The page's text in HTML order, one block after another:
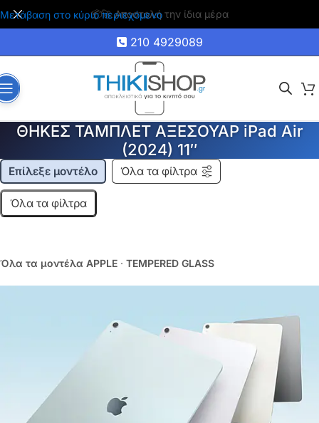
Μετάβαση στο κύριο περιεχόμενο
🚚 Δωρεάν μεταφορικά για αγορές άνω των 35€
210 4929089
ΘΗΚΕΣ ΤΑΜΠΛΕΤ ΑΞΕΣΟΥΑΡ iPad Air
(2024) 11″
Επίλεξε μοντέλο Όλα τα φίλτρα
Όλα τα φίλτρα
Όλα τα μοντέλα APPLE · TEMPERED GLASS